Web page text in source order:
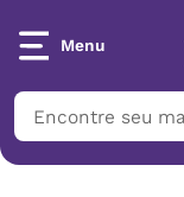
Menu